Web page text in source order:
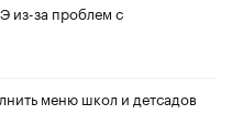
из-за проблем с
меню школ и детсадов